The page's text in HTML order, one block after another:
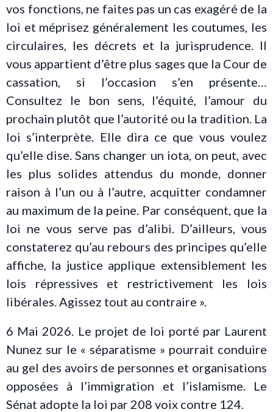
vos fonctions, ne faites pas un cas exagéré de la
loi et méprisez généralement les coutumes, les
circulaires, les décrets et la jurisprudence. Il
vous appartient d’être plus sages que la Cour de
cassation, si l’occasion s’en présente…
Consultez le bon sens, l’équité, l’amour du
prochain plutôt que l’autorité ou la tradition. La
loi s’interprète. Elle dira ce que vous voulez
qu’elle dise. Sans changer un iota, on peut, avec
les plus solides attendus du monde, donner
raison à l’un ou à l’autre, acquitter condamner
au maximum de la peine. Par conséquent, que la
loi ne vous serve pas d’alibi. D’ailleurs, vous
constaterez qu’au rebours des principes qu’elle
affiche, la justice applique extensiblement les
lois répressives et restrictivement les lois
libérales. Agissez tout au contraire ».
6 Mai 2026. Le projet de loi porté par Laurent
Nunez sur le « séparatisme » pourrait conduire
au gel des avoirs de personnes et organisations
opposées à l’immigration et l’islamisme. Le
Sénat adopte la loi par 208 voix contre 124.